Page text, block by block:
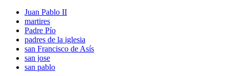
Juan Pablo II
martires
Padre Pío
padres de la iglesia
san Francisco de Asís
san jose
san pablo